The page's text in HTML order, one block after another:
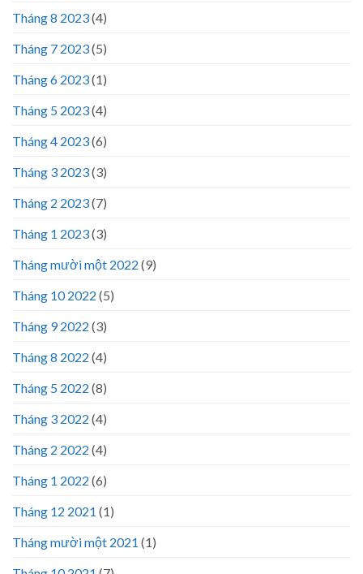
Tháng 8 2023(4)
Tháng 7 2023(5)
Tháng 6 2023(1)
Tháng 5 2023(4)
Tháng 4 2023(6)
Tháng 3 2023(3)
Tháng 2 2023(7)
Tháng 1 2023(3)
Tháng mười một 2022 (9)
Tháng 10 2022 (5)
Tháng 9 2022 (3)
Tháng 8 2022 (4)
Tháng 5 2022 (8)
Tháng 3 2022 (4)
Tháng 2 2022 (4)
Tháng 1 2022 (6)
Tháng 12 2021 (1)
Tháng mười một 2021 (1)